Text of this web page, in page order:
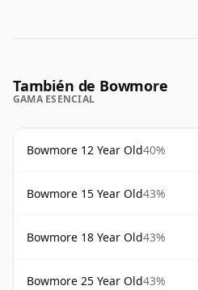
También de Bowmore
GAMA ESENCIAL
Bowmore 12 Year Old40%
Bowmore 15 Year Old43%
Bowmore 18 Year Old43%
Bowmore 25 Year Old43%